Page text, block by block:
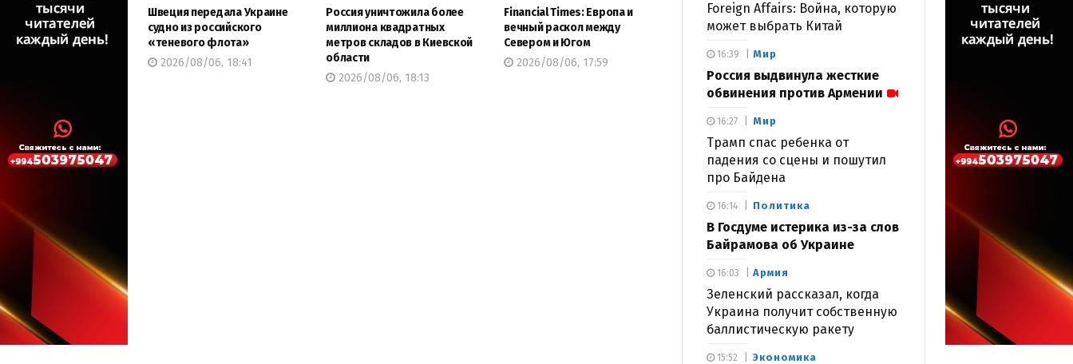
Швеция передала Украине
судно из российского
«теневого флота»
2026/08/06, 18:41
Россия уничтожила более
миллиона квадратных
метров складов в Киевской
области
2026/08/06, 18:13
Financial Times: Европа и
вечный раскол между
Севером и Югом
2026/08/06, 17:59
Foreign Affairs: Война, которую
может выбрать Китай
Мир
Россия выдвинула жесткие
обвинения против Армении
16:39
Мир
Трамп спас ребенка от
падения со сцены и пошутил
про Байдена
16:27
Политика
В Госдуме истерика из-за слов
Байрамова об Украине
16:14
Армия
Зеленский рассказал, когда
Украина получит собственную
баллистическую ракету
16:03
Экономика
15:52